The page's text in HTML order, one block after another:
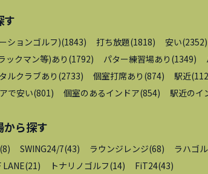
す
ションゴルフ)(1843) 打ち放題(1818) 安い(2352)
ックマン等)あり(1792) パター練習場あり (1349)
ルクラブあり(2733) 個室打席あり (874) 駅近(
で安い(801) 個室のあるインドア(854) 駅近のイ
から探す
(8) SWING24/7(43) ラウンジレンジ(68) ラハゴ
LANE(21) トナリノゴルフ(14) FiT24(43)